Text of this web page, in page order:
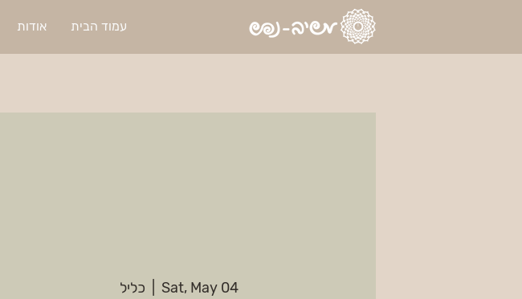
עמוד הבית אודות
Sat, May 04 כליל